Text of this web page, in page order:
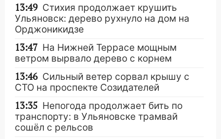
13:49 Стихия продолжает крушить
Ульяновск: дерево рухнуло на дом на
Орджоникидзе
13:47 На Нижней Террасе мощным
ветром вырвало дерево с корнем
13:46 Сильный ветер сорвал крышу с
СТО на проспекте Созидателей
13:35 Непогода продолжает бить по
транспорту: в Ульяновске трамвай
сошёл с рельсов